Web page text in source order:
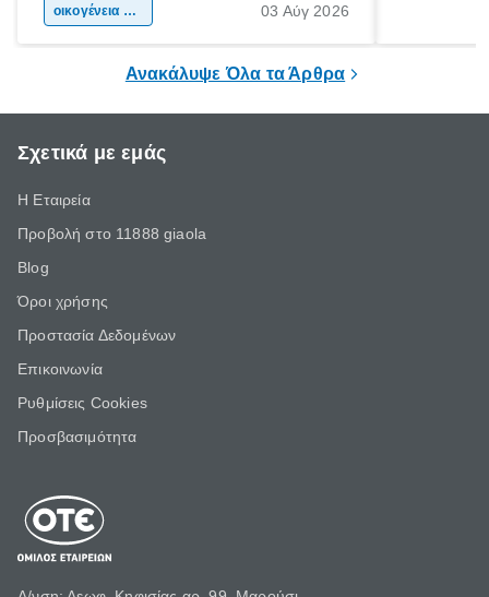
χώρας. Είτε πρόκειται για λίγες μέρες
οικογένεια & παιδί 03 Αύγ 2026
Ανακάλυψε Όλα τα Άρθρα
Σχετικά με εμάς
Η Εταιρεία
Προβολή στο 11888 giaola
Blog
Όροι χρήσης
Προστασία Δεδομένων
Επικοινωνία
Ρυθμίσεις Cookies
Προσβασιμότητα